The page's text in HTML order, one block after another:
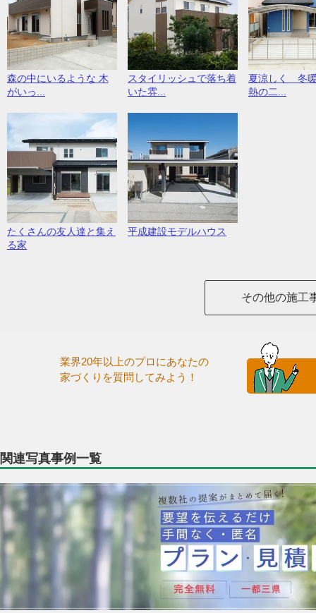
森の中にいるような 木
がいっ...
スタイリッシュで落ち着
いた雰...
夏涼しく 冬
熱の二...
たくさんの友人達と集え
る家
平成建設モデルハウス
その他の施工
業界20年以上のプロにあなたの
家づくりを質問してみよう！
関連写真事例一覧